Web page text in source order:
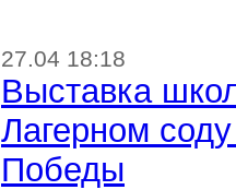
27.04 18:18
Выставка
Лагерном
Победы